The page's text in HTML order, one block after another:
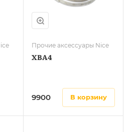
Прочие аксессуары Nice
XBA4
9900 в корзину